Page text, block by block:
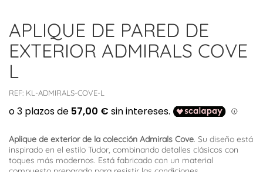
APLIQUE DE PARED DE
EXTERIOR ADMIRALS COVE
L
REF: KL-ADMIRALS-COVE-L
Aplique de exterior de la colección Admirals Cove. Su diseño está
inspirado en el estilo Tudor, combinando detalles clásicos con
toques más modernos. Está fabricado con un material